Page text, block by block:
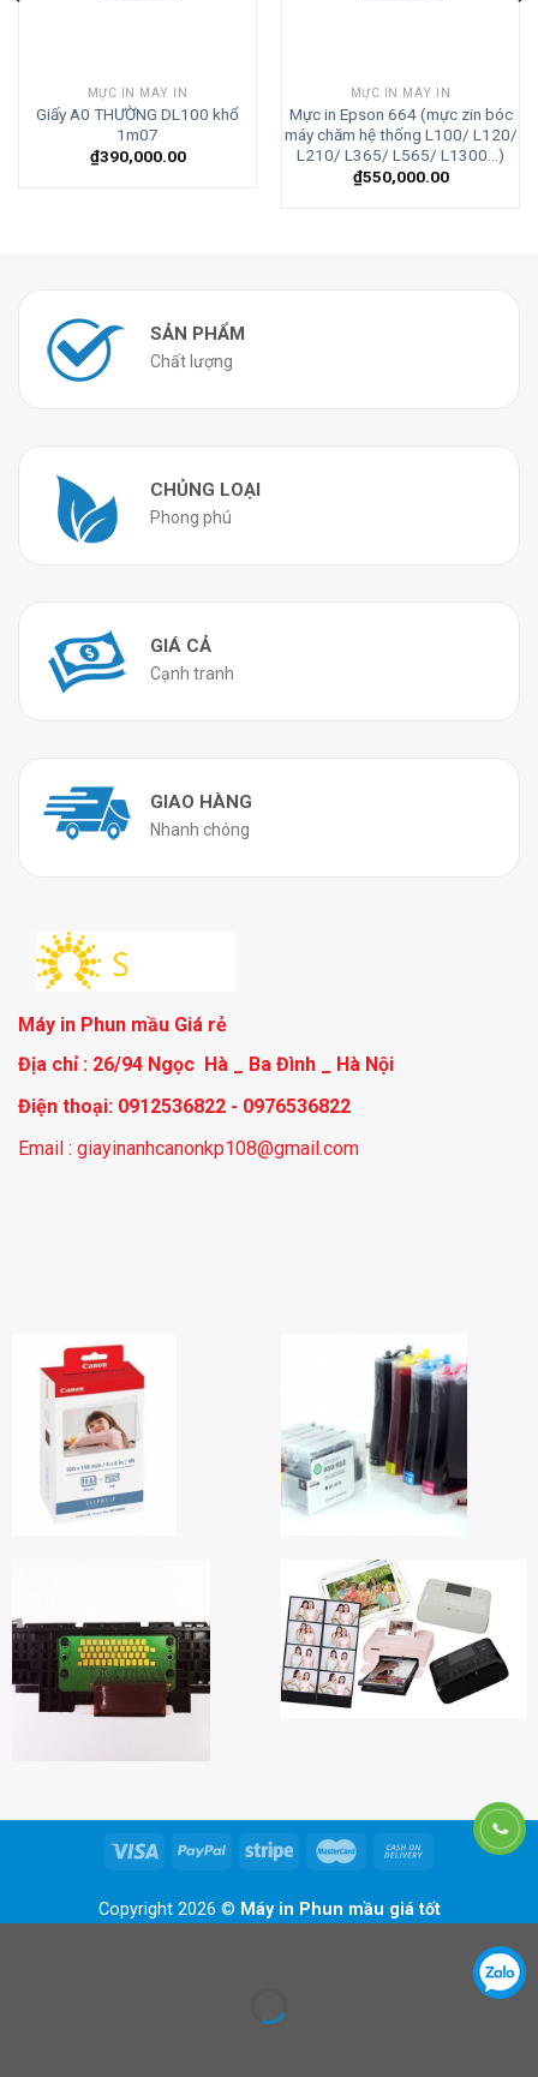
MỰC IN MÁY IN
Giấy A0 THƯỜNG DL100 khổ
1m07
₫390,000.00
MỰC IN MÁY IN
Mực in Epson 664 (mực zin bóc
máy chăm hệ thống L100/ L120/
L210/ L365/ L565/ L1300…)
₫550,000.00
SẢN PHẨM
Chất lượng
CHỦNG LOẠI
Phong phú
GIÁ CẢ
Cạnh tranh
GIAO HÀNG
Nhanh chóng
Máy in Phun mầu Giá rẻ
Địa chỉ : 26/94 Ngọc Hà _ Ba Đình _ Hà Nội
Điện thoại: 0912536822 - 0976536822
Email : giayinanhcanonkp108@gmail.com
Copyright 2026 © Máy in Phun mầu giá tốt